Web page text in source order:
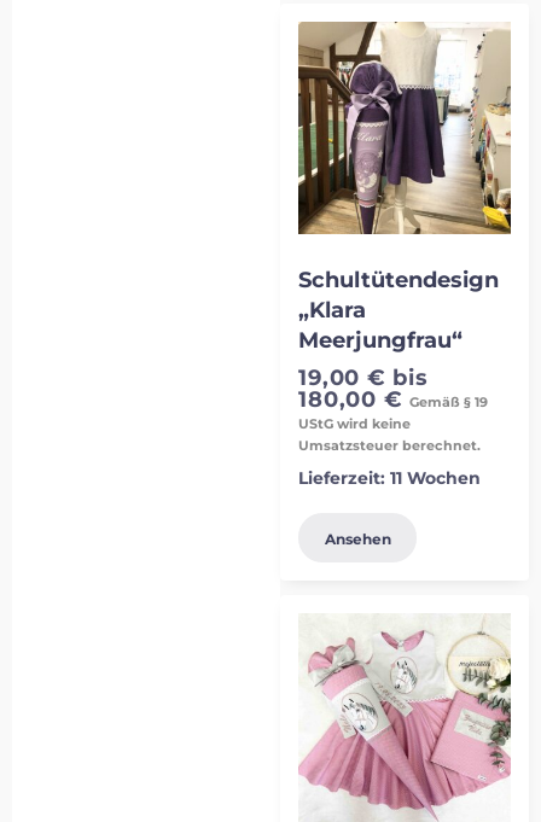
Schultütendesign
„Klara
Meerjungfrau“
19,00 € bis
180,00 € Gemäß § 19
UStG wird keine
Umsatzsteuer berechnet.
Lieferzeit:11 Wochen
Ansehen